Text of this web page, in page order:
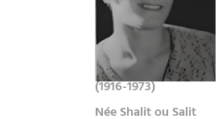
(1916-1973)
Née Shalit ou Salit